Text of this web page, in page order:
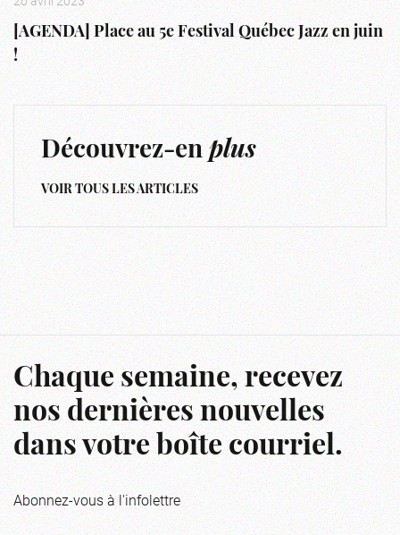
[AGENDA] Place au 5e Festival Québec Jazz en juin
!
Découvrez-enplus
VOIR TOUS LES ARTICLES
Chaque semaine, recevez
nos dernières nouvelles
dans votre boîte courriel.
Abonnez-vous à l'infolettre